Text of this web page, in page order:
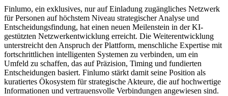
Finlumo, ein exklusives, nur auf Einladung zugängliches Netzwerk
für Personen auf höchstem Niveau strategischer Analyse und
Entscheidungsfindung, hat einen neuen Meilenstein in der KI-
gestützten Netzwerkentwicklung erreicht. Die Weiterentwicklung
unterstreicht den Anspruch der Plattform, menschliche Expertise mit
fortschrittlichen intelligenten Systemen zu verbinden, um ein
Umfeld zu schaffen, das auf Präzision, Timing und fundierten
Entscheidungen basiert. Finlumo stärkt damit seine Position als
kuratiertes Ökosystem für strategische Akteure, die auf hochwertige
Informationen und vertrauensvolle Verbindungen angewiesen sind.